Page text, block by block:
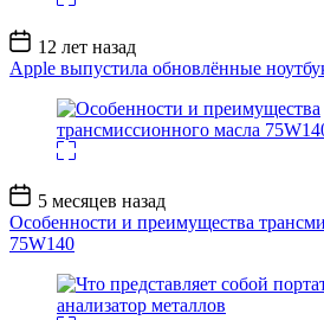
Дата
записи
12 лет назад
Apple выпустила обновлённые
Дата
записи
5 месяцев назад
Особенности и преимущества
75W140